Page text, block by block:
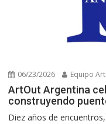
06/23/2026 Equipo
ArtOut Argentina
construyendo
Diez años de